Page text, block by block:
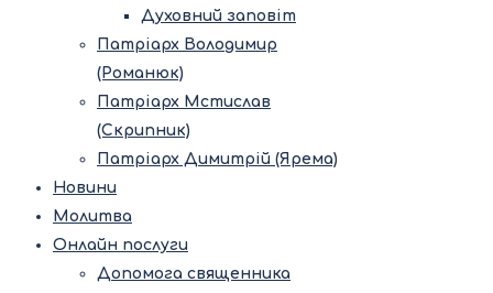
Духовний заповіт
Патріарх Володимир
(Романюк)
Патріарх Мстислав
(Скрипник)
Патріарх Димитрій (Ярема)
Новини
Молитва
Онлайн послуги
Допомога священника